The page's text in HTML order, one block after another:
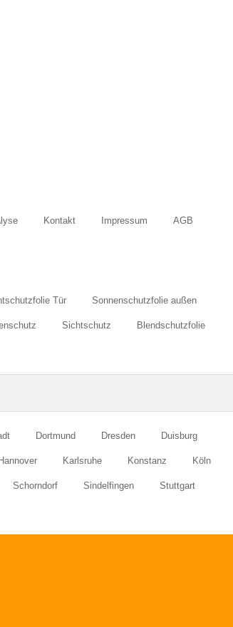
Kontakt Impressum AGB
Tür Sonnenschutzfolie außen
Sichtschutz Blendschutzfolie
Dortmund Dresden Duisburg
Karlsruhe Konstanz Köln
Schorndorf Sindelfingen Stuttgart